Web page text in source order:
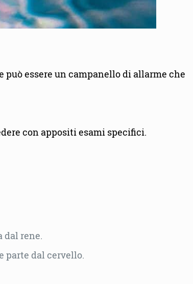
essere un campanello di allarme che
con appositi esami specifici.
dal rene.
parte dal cervello.